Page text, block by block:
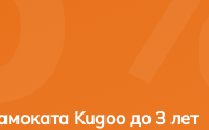
Kugoo до 3 лет